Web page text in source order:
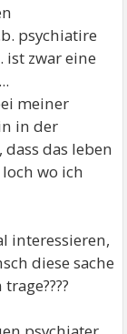
psychiatire
ist zwar eine
meiner
in der
das leben
wo ich
interessieren,
diese sache